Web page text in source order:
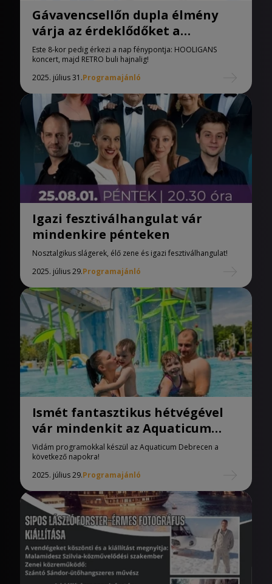
Gávavencsellőn dupla élmény
várja az érdeklődőket a
hétvégén
Este 8-kor pedig érkezi a nap fénypontja: HOOLIGANS
koncert, majd RETRO buli hajnalig!
2025. július 31.Programajánló
Igazi fesztiválhangulat vár
mindenkire pénteken
Nosztalgikus slágerek, élő zene és igazi fesztiválhangulat!
2025. július 29.Programajánló
Ismét fantasztikus hétvégével
vár mindenkit az Aquaticum
Debrecen
Vidám programokkal készül az Aquaticum Debrecen a
következő napokra!
2025. július 29.Programajánló